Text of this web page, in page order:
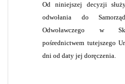
Od niniejszej decyzji
odwołania do
Odwoławczego w
pośrednictwem tutejszego
dni od daty jej doręczenia.